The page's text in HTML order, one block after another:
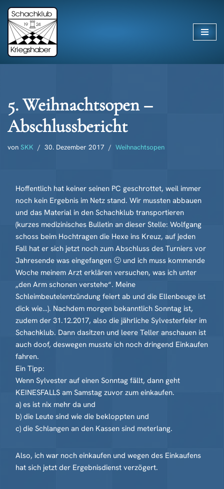
Zum
Inhalt
springen
5. Weihnachtsopen –
Abschlussbericht
von SKK 30. Dezember 2017 Weihnachtsopen
Hoffentlich hat keiner seinen PC geschrottet, weil immer
noch kein Ergebnis im Netz stand. Wir mussten abbauen
und das Material in den Schachklub transportieren
(kurzes medizinisches Bulletin an dieser Stelle: Wolfgang
schoss beim Hochtragen die Hexe ins Kreuz, auf jeden
Fall hat er sich jetzt noch zum Abschluss des Turniers vor
Jahresende was eingefangen 🙁 und ich muss kommende
Woche meinem Arzt erklären versuchen, was ich unter
„den Arm schonen verstehe“. Meine
Schleimbeutelentzündung feiert ab und die Ellenbeuge ist
dick wie…). Nachdem morgen bekanntlich Sonntag ist,
zudem der 31.12.2017, also die jährliche Sylvesterfeier im
Schachklub. Dann dasitzen und leere Teller anschauen ist
auch doof, deswegen musste ich noch dringend Einkaufen
fahren.
Ein Tipp:
Wenn Sylvester auf einen Sonntag fällt, dann geht
KEINESFALLS am Samstag zuvor zum einkaufen.
a) es ist nix mehr da und
b) die Leute sind wie die bekloppten und
c) die Schlangen an den Kassen sind meterlang.
Also, ich war noch einkaufen und wegen des Einkaufens
hat sich jetzt der Ergebnisdienst verzögert.